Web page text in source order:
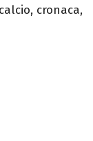
cronaca,